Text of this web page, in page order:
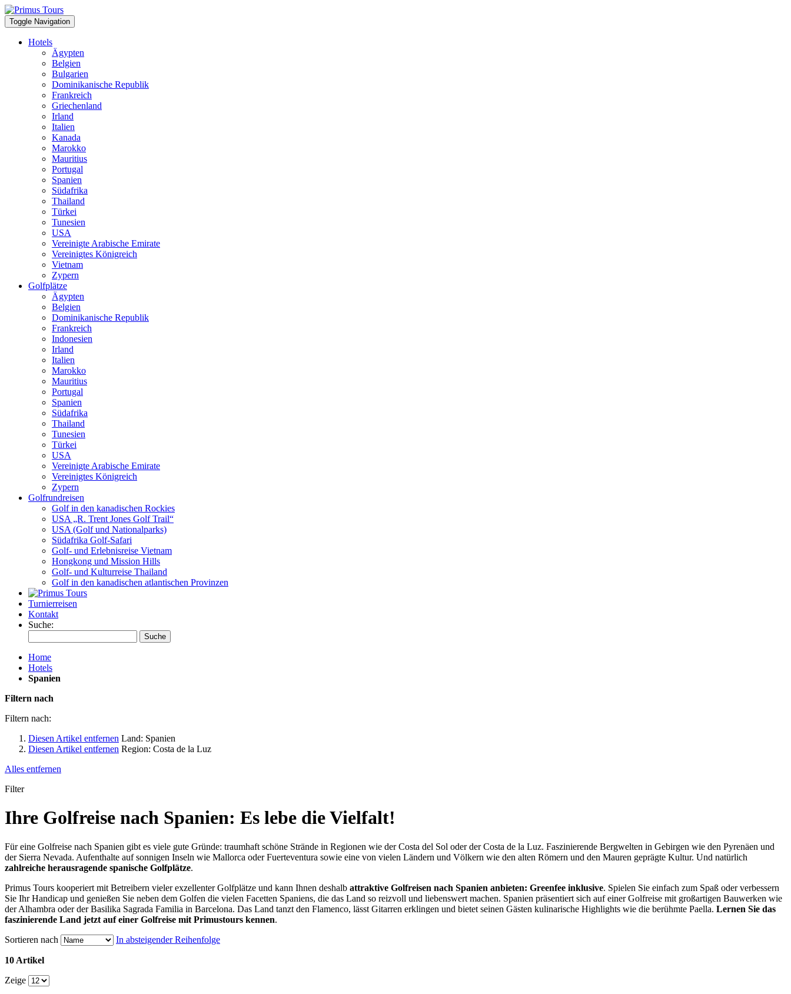
Toggle Navigation
Hotels
Ägypten
Belgien
Bulgarien
Dominikanische Republik
Frankreich
Griechenland
Irland
Italien
Kanada
Marokko
Mauritius
Portugal
Spanien
Südafrika
Thailand
Türkei
Tunesien
USA
Vereinigte Arabische Emirate
Vereinigtes Königreich
Vietnam
Zypern
Golfplätze
Ägypten
Belgien
Dominikanische Republik
Frankreich
Indonesien
Irland
Italien
Marokko
Mauritius
Portugal
Spanien
Südafrika
Thailand
Tunesien
Türkei
USA
Vereinigte Arabische Emirate
Vereinigtes Königreich
Zypern
Golfrundreisen
Golf in den kanadischen Rockies
USA „R. Trent Jones Golf Trail“
USA (Golf und Nationalparks)
Südafrika Golf-Safari
Golf- und Erlebnisreise Vietnam
Hongkong und Mission Hills
Golf- und Kulturreise Thailand
Golf in den kanadischen atlantischen Provinzen
Turnierreisen
Kontakt
Suche:
Suche
Home
Hotels
Spanien
Filtern nach
Filtern nach:
Diesen Artikel entfernen Land: Spanien
Diesen Artikel entfernen Region: Costa de la Luz
Alles entfernen
Filter
Ihre Golfreise nach Spanien: Es lebe die Vielfalt!
Für eine Golfreise nach Spanien gibt es viele gute Gründe: traumhaft schöne Strände in Regionen wie der Costa del Sol oder der Costa de la Luz. Faszinierende Bergwelten in Gebirgen wie den Pyrenäen und
der Sierra Nevada. Aufenthalte auf sonnigen Inseln wie Mallorca oder Fuerteventura sowie eine von vielen Ländern und Völkern wie den alten Römern und den Mauren geprägte Kultur. Und natürlich
zahlreiche herausragende spanische Golfplätze.
Primus Tours kooperiert mit Betreibern vieler exzellenter Golfplätze und kann Ihnen deshalb attraktive Golfreisen nach Spanien anbieten: Greenfee inklusive. Spielen Sie einfach zum Spaß oder verbessern
Sie Ihr Handicap und genießen Sie neben dem Golfen die vielen Facetten Spaniens, die das Land so reizvoll und liebenswert machen. Spanien präsentiert sich auf einer Golfreise mit großartigen Bauwerken wie
der Alhambra oder der Basilika Sagrada Familia in Barcelona. Das Land tanzt den Flamenco, lässt Gitarren erklingen und bietet seinen Gästen kulinarische Highlights wie die berühmte Paella. Lernen Sie das
faszinierende Land jetzt auf einer Golfreise mit Primustours kennen.
Sortieren nach
In absteigender Reihenfolge
10 Artikel
Zeige